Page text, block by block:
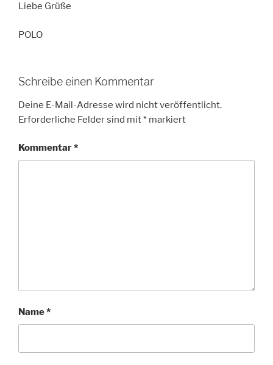
Liebe Grüße
POLO
Schreibe einen Kommentar
Deine E-Mail-Adresse wird nicht veröffentlicht.
Erforderliche Felder sind mit* markiert
Kommentar*
Name*